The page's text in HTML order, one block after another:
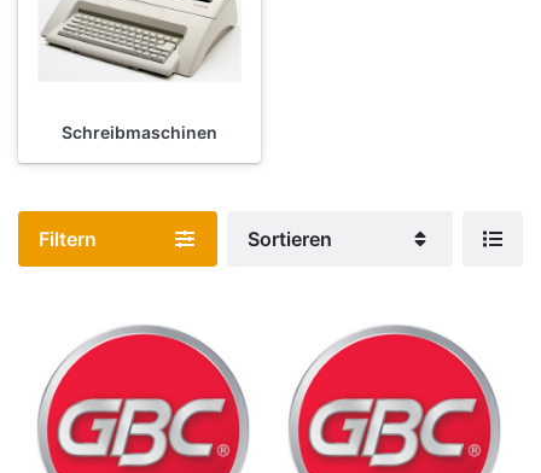
Schreibmaschinen
Filtern Sortieren